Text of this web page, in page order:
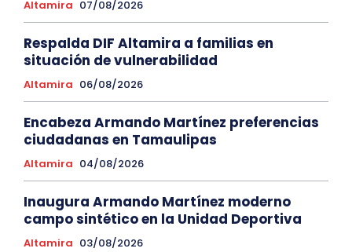
Altamira 07/08/2026
Respalda DIF Altamira a familias en
situación de vulnerabilidad
Altamira 06/08/2026
Encabeza Armando Martínez preferencias
ciudadanas en Tamaulipas
Altamira 04/08/2026
Inaugura Armando Martínez moderno
campo sintético en la Unidad Deportiva
Altamira 03/08/2026